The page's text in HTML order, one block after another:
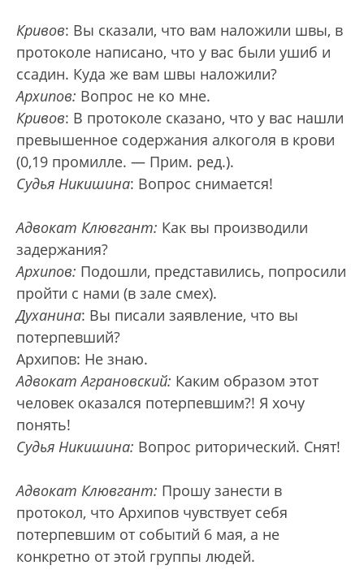
Кривов: Вы сказали, что вам наложили швы, в
протоколе написано, что у вас были ушиб и
ссадин. Куда же вам швы наложили?
Архипов: Вопрос не ко мне.
Кривов: В протоколе сказано, что у вас нашли
превышенное содержания алкоголя в крови
(0,19 промилле. — Прим. ред.).
Судья Никишина: Вопрос снимается!
Адвокат Клювгант: Как вы производили
задержания?
Архипов: Подошли, представились, попросили
пройти с нами (в зале смех).
Духанина: Вы писали заявление, что вы
потерпевший?
Архипов: Не знаю.
Адвокат Аграновский: Каким образом этот
человек оказался потерпевшим?! Я хочу
понять!
Судья Никишина: Вопрос риторический. Снят!
Адвокат Клювгант: Прошу занести в
протокол, что Архипов чувствует себя
потерпевшим от событий 6 мая, а не
конкретно от этой группы людей.